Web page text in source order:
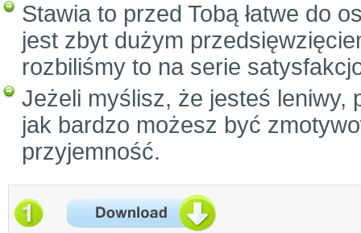
Stawia to przed Tobą łatwe do
jest zbyt dużym
rozbiliśmy to na serie
Jeżeli myślisz, że jesteś leniwy,
jak bardzo możesz być
przyjemność.